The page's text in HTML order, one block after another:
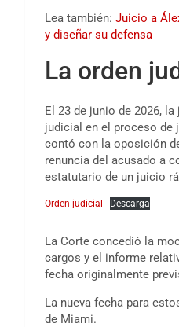
Lea también: Juicio a
y diseñar su defensa
La orden
El 23 de junio de 2026,
judicial en el proceso de
contó con la oposición
renuncia del acusado a
estatutario de un juicio
Orden judicial Descarga
La Corte concedió la
cargos y el informe
fecha originalmente
La nueva fecha para
de Miami.